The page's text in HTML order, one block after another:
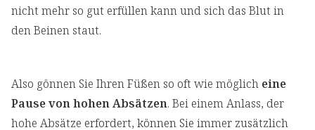
nicht mehr so gut erfüllen kann und sich das Blut in
den Beinen staut.
Also gönnen Sie Ihren Füßen so oft wie möglich eine
Pause von hohen Absätzen. Bei einem Anlass, der
hohe Absätze erfordert, können Sie immer zusätzlich